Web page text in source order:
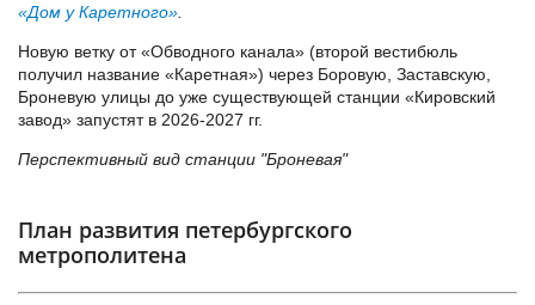
«Дом у Каретного»
Новую ветку от «Обводного канала» (второй вестибюль
получил название «Каретная») через Боровую, Заставскую,
Броневую улицы до уже существующей станции «Кировский
завод» запустят в 2026-2027 гг.
Перспективный вид станции "Броневая"
План развития петербургского
метрополитена